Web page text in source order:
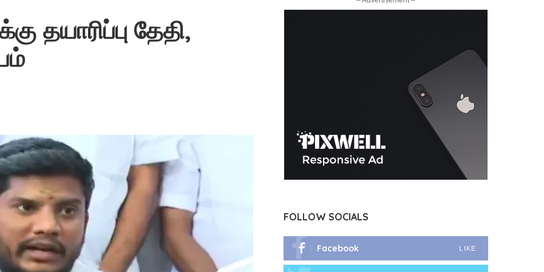
தயாரிப்பு தேதி,
FOLLOW SOCIALS
Facebook LIKE